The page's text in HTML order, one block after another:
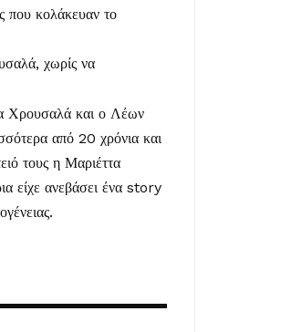
που κολάκευαν το
χωρίς να
Χρουσαλά και ο Λέων
από 20 χρόνια και
τους η Μαριέττα
είχε ανεβάσει ένα story